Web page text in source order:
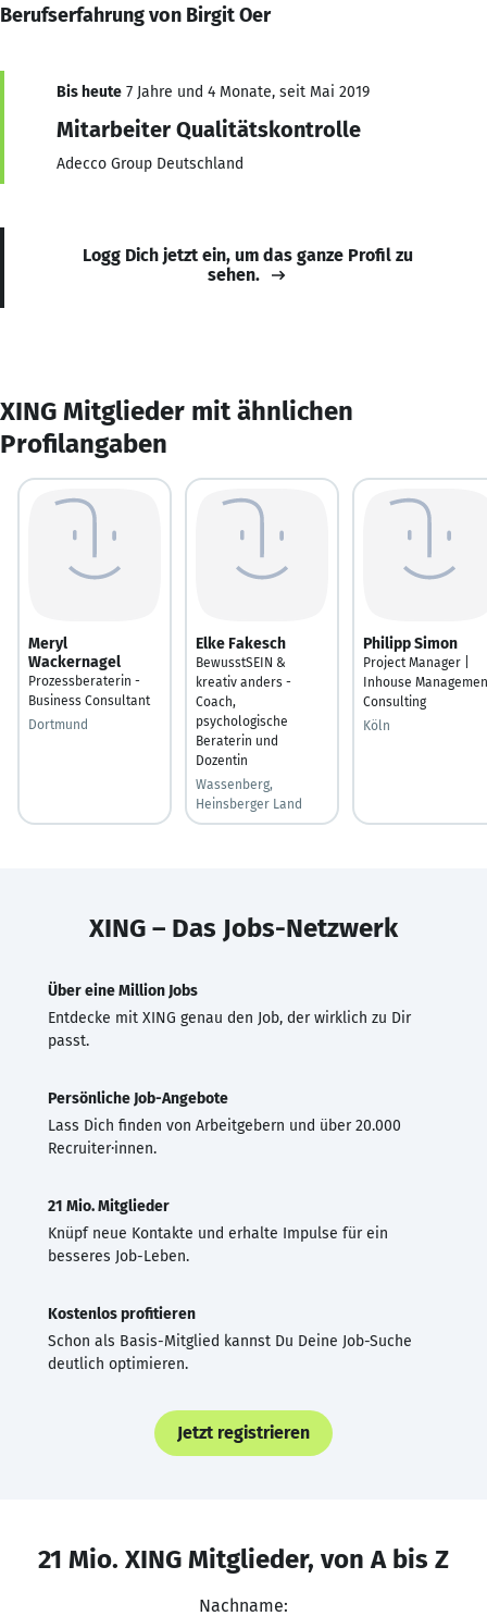
Berufserfahrung von Birgit Oer
Bis heute 7 Jahre und 4 Monate, seit Mai 2019
Mitarbeiter Qualitätskontrolle
Adecco Group Deutschland
Logg Dich jetzt ein, um das ganze Profil zu
sehen.
XING Mitglieder mit ähnlichen
Profilangaben
Meryl
Wackernagel
Prozessberaterin -
Business Consultant
Dortmund
Elke Fakesch
BewusstSEIN &
kreativ anders -
Coach,
psychologische
Beraterin und
Dozentin
Wassenberg,
Heinsberger Land
Philipp Simon
Project Manager |
Inhouse
Consulting
Köln
XING – Das Jobs-Netzwerk
Über eine Million Jobs
Entdecke mit XING genau den Job, der wirklich zu Dir
passt.
Persönliche Job-Angebote
Lass Dich finden von Arbeitgebern und über 20.000
Recruiter·innen.
21 Mio. Mitglieder
Knüpf neue Kontakte und erhalte Impulse für ein
besseres Job-Leben.
Kostenlos profitieren
Schon als Basis-Mitglied kannst Du Deine Job-Suche
deutlich optimieren.
Jetzt registrieren
21 Mio. XING Mitglieder, von A bis Z
Nachname: